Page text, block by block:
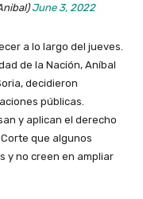
June 3, 2022
a lo largo del jueves.
de la Nación, Aníbal
decidieron
públicas.
y aplican el derecho
que algunos
y no creen en ampliar